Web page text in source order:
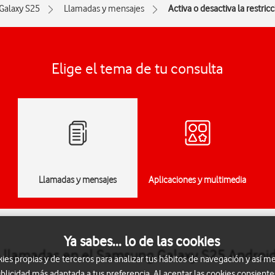
S25 Llamadas y mensajes Activa o desactiva la
Elige el tema de tu consulta
Llamadas y mensajes Aplicaciones y multimedia
en el Samsung Galaxy S25
Ya sabes... lo de las cookies
propias y de terceros para analizar tus hábitos de navegación y así